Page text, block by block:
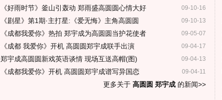
09-10-16
《好雨时节》釜山引轰动 郑雨盛高圆圆心情大好
09-10-13
《剧星》第1期·主打星:《爱无悔》主角高圆圆
09-05-07
《成都我爱你》热拍 郑宇成为高圆圆当护花使者
09-04-17
《成都 我爱你》开机 高圆圆郑宇成联手出演
09-04-13
郑宇成高圆圆新戏英语谈情 现场互送高帽(图)
09-04-11
《成都我爱你》开机 高圆圆郑宇成谱写异国恋
更多关于 高圆圆 郑宇成的新闻>>